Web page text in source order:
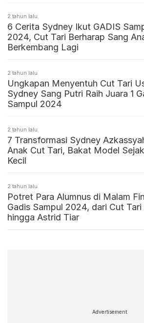
2 tahun lalu
6 Cerita Sydney Ikut GADIS
2024, Cut Tari Berharap Sang
Berkembang Lagi
2 tahun lalu
Ungkapan Menyentuh Cut Tari
Sydney Sang Putri Raih Juara 1
Sampul 2024
2 tahun lalu
7 Transformasi Sydney
Anak Cut Tari, Bakat Model Sejak
Kecil
2 tahun lalu
Potret Para Alumnus di Malam
Gadis Sampul 2024, dari Cut Tari
hingga Astrid Tiar
Advertisement